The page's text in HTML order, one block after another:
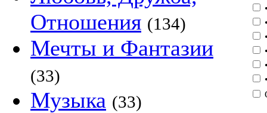
Отношения (134)
Мечты и Фантазии
(33)
Музыка (33)